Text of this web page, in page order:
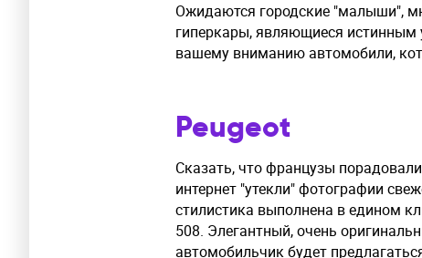
Ожидаются городские "малыши",
гиперкары, являющиеся
вашему вниманию автомобили,
Peugeot
Сказать, что французы
интернет "утекли" фотографии
стилистика выполнена в едином
508. Элегантный, очень
автомобильчик будет